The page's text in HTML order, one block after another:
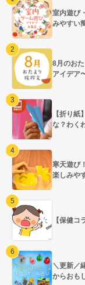
室内遊び
みやすい
8月のお
アイデア
【折り
な？わく
寒天遊び
楽しみや
【保健
＼更新／
からおも